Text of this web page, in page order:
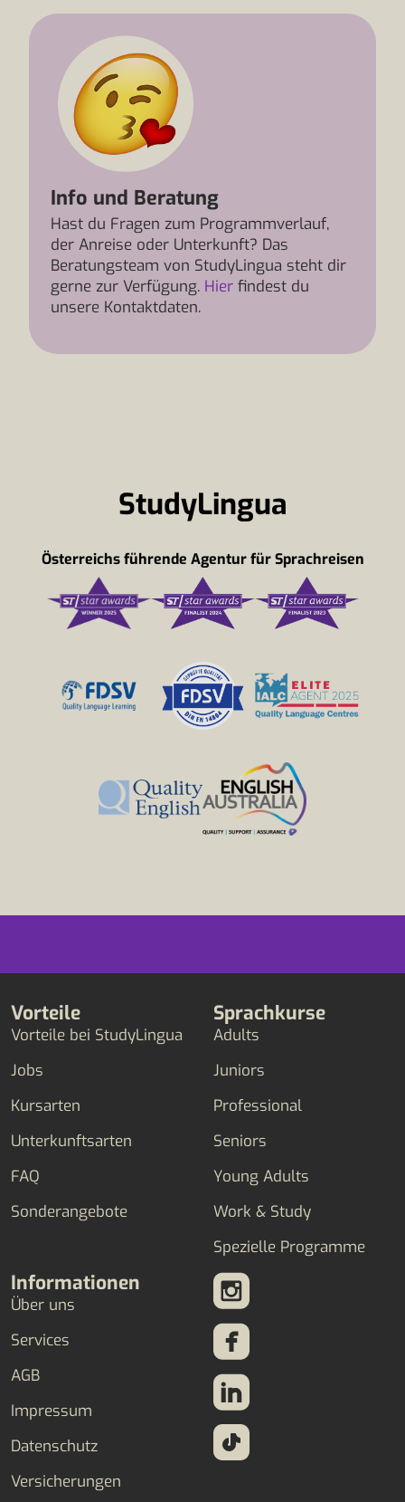
Info und Beratung
Hast du Fragen zum Programmverlauf,
der Anreise oder Unterkunft? Das
Beratungsteam von StudyLingua steht dir
gerne zur Verfügung. Hier findest du
unsere Kontaktdaten.
StudyLingua
Österreichs führende Agentur für Sprachreisen
Vorteile
Vorteile bei StudyLingua
Jobs
Kursarten
Unterkunftsarten
FAQ
Sonderangebote
Sprachkurse
Adults
Juniors
Professional
Seniors
Young Adults
Work & Study
Spezielle Programme
Informationen
Über uns
Services
AGB
Impressum
Datenschutz
Versicherungen